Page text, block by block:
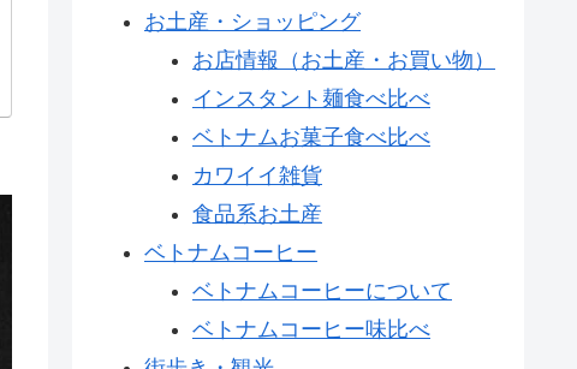
お土産・ショッピング
お店情報（お土産・お買い物）
インスタント麺食べ比べ
ベトナムお菓子食べ比べ
カワイイ雑貨
食品系お土産
ベトナムコーヒー
ベトナムコーヒーについて
ベトナムコーヒー味比べ